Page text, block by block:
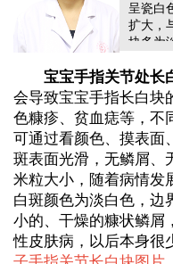
呈瓷白
扩大，
块多为
红，周
确诊断
宝宝手
理，助
宝宝手指关节处长白
会导致宝宝手指长白块
色糠疹、贫血痣等，不
可通过看颜色、摸表面
斑表面光滑，无鳞屑、
米粒大小，随着病情发
白斑颜色为淡白色，边
小的、干燥的糠状鳞屑
性皮肤病，以后本身很